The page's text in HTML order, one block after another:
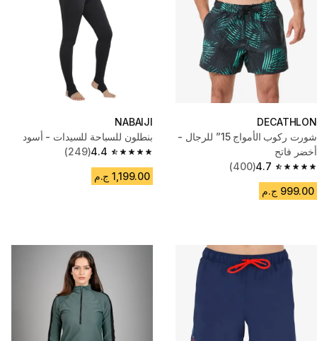
DECATHLON
شورت ركوب الأمواج 15” للرجال -
أخضر فاتح
4.7
4.7 out of 5 stars from 400 reviews
(400)
999.00 ج.م
NABAIJI
بنطلون للسباحة للسيدات - أسود
4.4
4.4 out of 5 stars from 249 reviews
(249)
1,199.00 ج.م